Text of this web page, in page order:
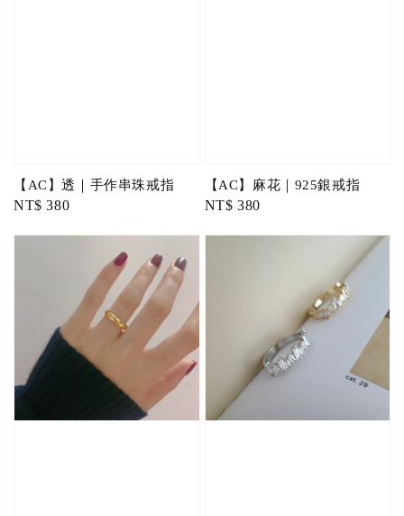
【AC】透｜手作串珠戒指
Regular
NT$ 380
【AC】麻花｜925銀戒指
Regular
NT$ 380